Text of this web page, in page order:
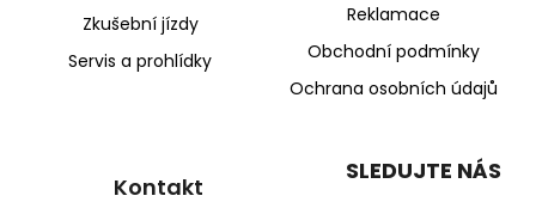
Zkušební jízdy
Servis a prohlídky
Reklamace
Obchodní podmínky
Ochrana osobních údajů
Kontakt
SLEDUJTE NÁS